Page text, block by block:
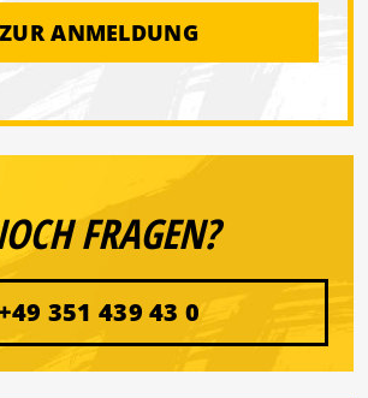
ZUR ANMELDUNG
FRAGEN?
+49 351 439 43 0